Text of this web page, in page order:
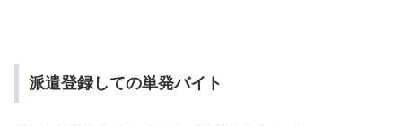
派遣登録しての単発バイト